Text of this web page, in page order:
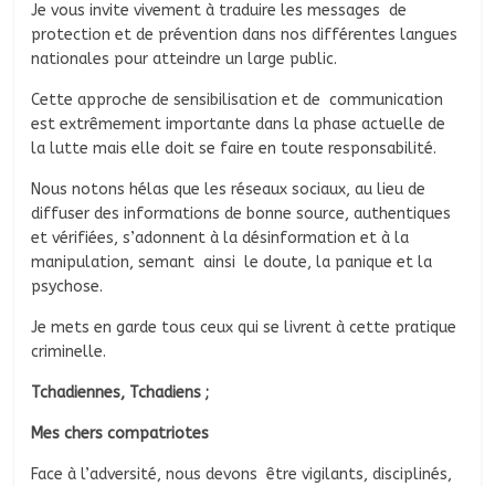
Je vous invite vivement à traduire les messages de
protection et de prévention dans nos différentes langues
nationales pour atteindre un large public.
Cette approche de sensibilisation et de communication
est extrêmement importante dans la phase actuelle de
la lutte mais elle doit se faire en toute responsabilité.
Nous notons hélas que les réseaux sociaux, au lieu de
diffuser des informations de bonne source, authentiques
et vérifiées, s’adonnent à la désinformation et à la
manipulation, semant ainsi le doute, la panique et la
psychose.
Je mets en garde tous ceux qui se livrent à cette pratique
criminelle.
Tchadiennes, Tchadiens ;
Mes chers compatriotes
Face à l’adversité, nous devons être vigilants, disciplinés,